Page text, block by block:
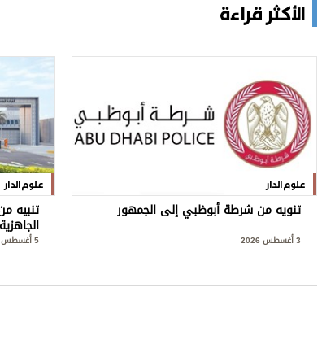
الأكثر قراءة
علوم الدار
تنويه من شرطة أبوظبي إلى الجمهور
3 أغسطس 2026
علوم الدار
تنبيه
الجاهزية
5 أغسطس 2026